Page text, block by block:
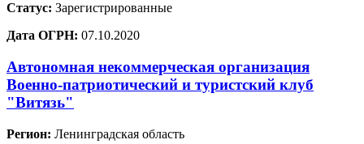
Статус: Зарегистрированные
Дата ОГРН: 07.10.2020
Автономная некоммерческая организация
Военно-патриотический и туристский клуб
"Витязь"
Регион: Ленинградская область